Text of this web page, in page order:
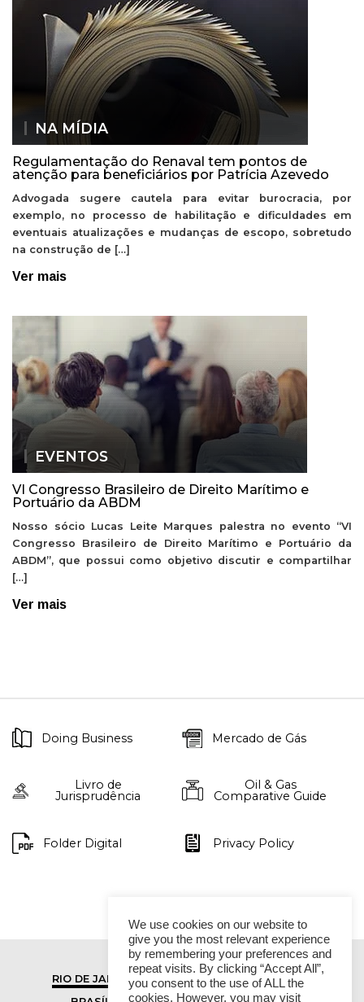
NA MÍDIA
Regulamentação do Renaval tem pontos de
atenção para beneficiários por Patrícia Azevedo
Advogada sugere cautela para evitar burocracia, por
exemplo, no processo de habilitação e dificuldades em
eventuais atualizações e mudanças de escopo, sobretudo
na construção de […]
Ver mais
EVENTOS
VI Congresso Brasileiro de Direito Marítimo e
Portuário da ABDM
Nosso sócio Lucas Leite Marques palestra no evento “VI
Congresso Brasileiro de Direito Marítimo e Portuário da
ABDM”, que possui como objetivo discutir e compartilhar
[…]
Ver mais
Doing Business Mercado de Gás
Livro de
Jurisprudência
Oil & Gas
Comparative Guide
Folder Digital Privacy Policy
RIO DE JANEIRO
SÃO PAULO
We use cookies on our website to
give you the most relevant experience
by remembering your preferences and
repeat visits. By clicking “Accept All”,
you consent to the use of ALL the
cookies. However, you may visit